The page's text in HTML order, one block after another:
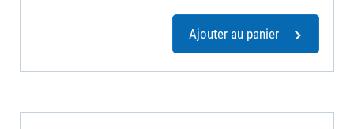
Ajouter au panier